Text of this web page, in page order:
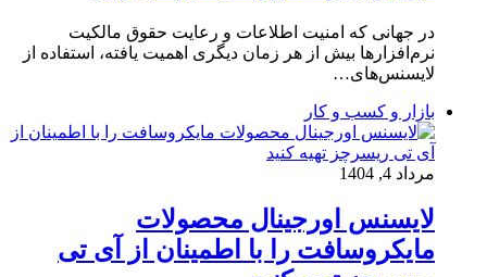
در جهانی که امنیت اطلاعات و رعایت حقوق مالکیت
نرم‌افزارها بیش از هر زمان دیگری اهمیت یافته، استفاده از
لایسنس‌های…
بازار و کسب و کار
مرداد 4, 1404
لایسنس اورجینال محصولات
مایکروسافت را با اطمینان از آی تی